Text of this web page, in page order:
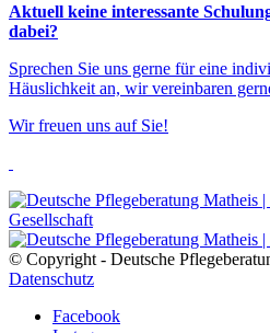
Aktuell keine interessante
dabei?
Sprechen Sie uns gerne für eine
Häuslichkeit an, wir vereinbaren
Wir freuen uns auf Sie!
© Copyright - Deutsche
Datenschutz
Facebook